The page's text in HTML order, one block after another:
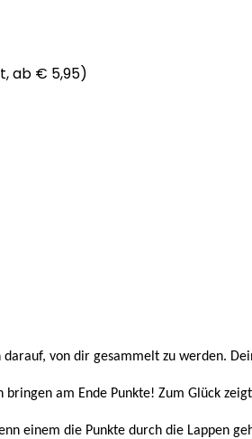
ab € 5,95)
von dir gesammelt zu werden.
am Ende Punkte! Zum Glück
einem die Punkte durch die Lappen